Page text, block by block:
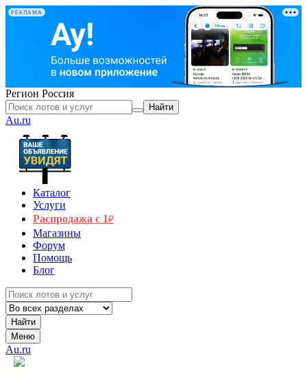
РЕКЛАМА
Регион Россия
Найти
Au.ru
Каталог
Услуги
Распродажа с 1₽
Магазины
Форум
Помощь
Блог
Найти
Меню
Au.ru